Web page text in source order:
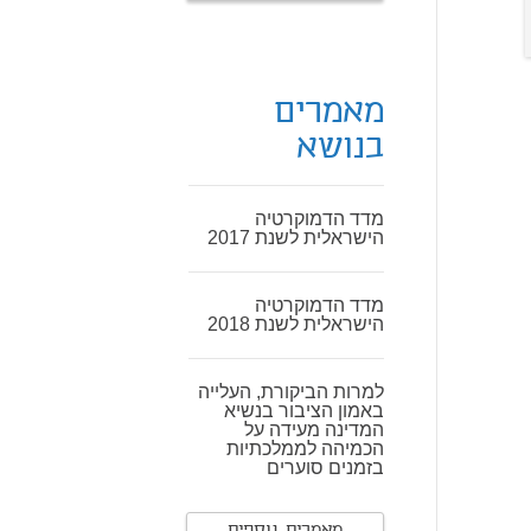
מאמרים
בנושא
מדד הדמוקרטיה
הישראלית לשנת 2017
מדד הדמוקרטיה
הישראלית לשנת 2018
למרות הביקורת, העלייה
באמון הציבור בנשיא
המדינה מעידה על
הכמיהה לממלכתיות
בזמנים סוערים